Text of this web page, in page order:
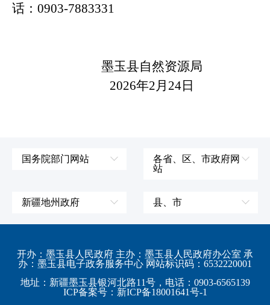
话： 0903-7883331
墨玉县自然资源局
2026年2月24日
国务院部门网站
国防部
教育部
工业和信息化部
监察部
各省、区、市政府网
站
江苏省
浙江省
安徽省
新疆地州政府
伊犁哈萨克自治州
阿勒泰地区
博尔塔拉蒙古自治州
县、市
皮山县
策勒县
民丰县
开办：墨玉县人民政府 主办：墨玉县人民政府办公室 承
办：墨玉县电子政务服务中心 网站标识码：6532220001
地址：新疆墨玉县银河北路11号，电话：0903-6565139
ICP备案号：新ICP备18001641号-1